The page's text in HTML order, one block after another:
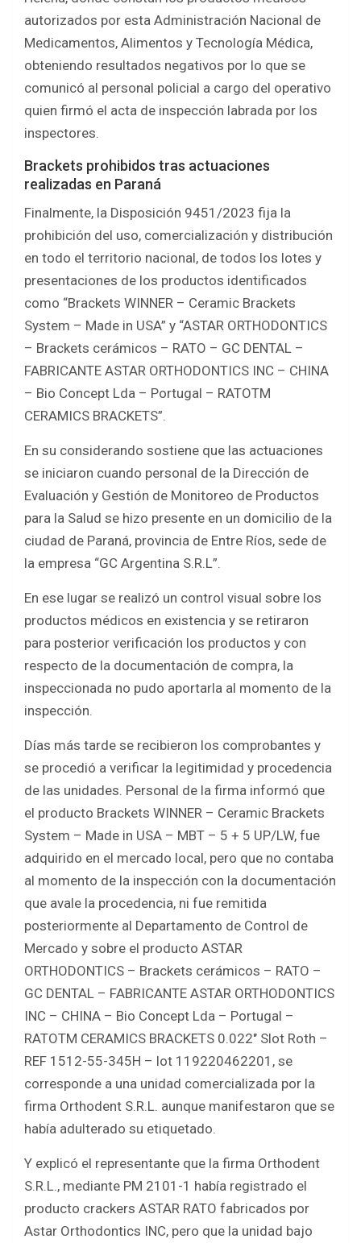
autorizados por esta Administración Nacional de
Medicamentos, Alimentos y Tecnología Médica,
obteniendo resultados negativos por lo que se
comunicó al personal policial a cargo del operativo
quien firmó el acta de inspección labrada por los
inspectores.
Brackets prohibidos tras actuaciones
realizadas en Paraná
Finalmente, la Disposición 9451/2023 fija la
prohibición del uso, comercialización y distribución
en todo el territorio nacional, de todos los lotes y
presentaciones de los productos identificados
como “Brackets WINNER – Ceramic Brackets
System – Made in USA” y “ASTAR ORTHODONTICS
– Brackets cerámicos – RATO – GC DENTAL –
FABRICANTE ASTAR ORTHODONTICS INC – CHINA
– Bio Concept Lda – Portugal – RATOTM
CERAMICS BRACKETS”.
En su considerando sostiene que las actuaciones
se iniciaron cuando personal de la Dirección de
Evaluación y Gestión de Monitoreo de Productos
para la Salud se hizo presente en un domicilio de la
ciudad de Paraná, provincia de Entre Ríos, sede de
la empresa “GC Argentina S.R.L”.
En ese lugar se realizó un control visual sobre los
productos médicos en existencia y se retiraron
para posterior verificación los productos y con
respecto de la documentación de compra, la
inspeccionada no pudo aportarla al momento de la
inspección.
Días más tarde se recibieron los comprobantes y
se procedió a verificar la legitimidad y procedencia
de las unidades. Personal de la firma informó que
el producto Brackets WINNER – Ceramic Brackets
System – Made in USA – MBT – 5 + 5 UP/LW, fue
adquirido en el mercado local, pero que no contaba
al momento de la inspección con la documentación
que avale la procedencia, ni fue remitida
posteriormente al Departamento de Control de
Mercado y sobre el producto ASTAR
ORTHODONTICS – Brackets cerámicos – RATO –
GC DENTAL – FABRICANTE ASTAR ORTHODONTICS
INC – CHINA – Bio Concept Lda – Portugal –
RATOTM CERAMICS BRACKETS 0.022′’ Slot Roth –
REF 1512-55-345H – lot 119220462201, se
corresponde a una unidad comercializada por la
firma Orthodent S.R.L. aunque manifestaron que se
había adulterado su etiquetado.
Y explicó el representante que la firma Orthodent
S.R.L., mediante PM 2101-1 había registrado el
producto crackers ASTAR RATO fabricados por
Astar Orthodontics INC, pero que la unidad bajo